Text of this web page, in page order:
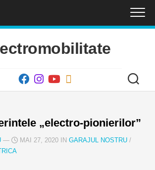
„electro-pionierilor”
— MAI 27, 2020 IN GARAJUL NOSTRU /